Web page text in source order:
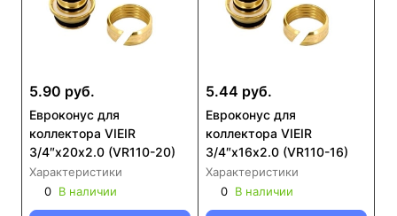
5.90 руб.
Евроконус для
коллектора VIEIR
3/4″х20х2.0 (VR110-20)
Характеристики
0 В наличии
5.44 руб.
Евроконус для
коллектора VIEIR
3/4″х16х2.0 (VR110-16)
Характеристики
0 В наличии